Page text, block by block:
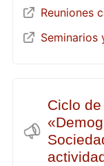
Reuniones
Seminarios
Ciclo